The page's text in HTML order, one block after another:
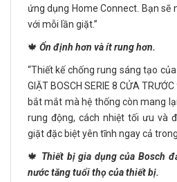
ứng dụng Home Connect. Bạn sẽ
với mỗi lần giặt.”
🍁 Ổn định hơn và ít rung hơn.
“Thiết kế chống rung sáng tạo
GIẶT BOSCH SERIE 8 CỬA
bắt mắt mà hệ thống còn mang
rung động, cách nhiệt tối ưu và
giặt đặc biệt yên tĩnh ngay cả
🍁 Thiết bị gia dụng của Bosch
nước tăng tuổi thọ của thiết bị.